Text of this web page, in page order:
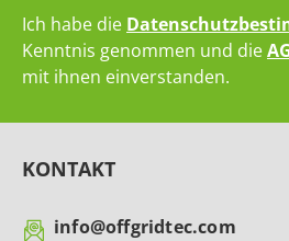
Ich habe die
Kenntnis genommen und die
mit ihnen einverstanden.
KONTAKT
info@offgridtec.com